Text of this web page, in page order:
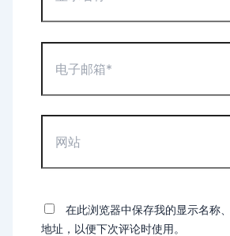
称
箱
*
在此浏览器中保存我的显示名称
地址，以便下次评论时使用。